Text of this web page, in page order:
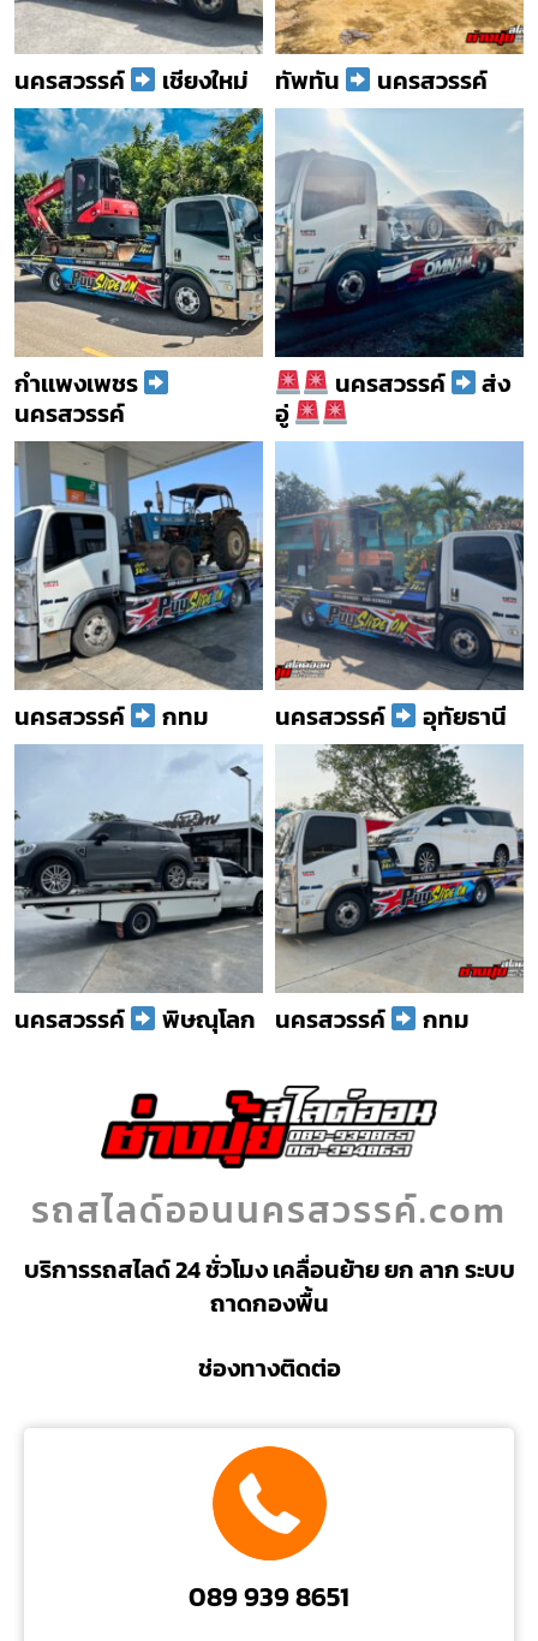
นครสวรรค์ เชียงใหม่ ทัพทัน นครสวรรค์
กำเเพงเพชร
นครสวรรค์
นครสวรรค์
ส่ง
อู่
นครสวรรค์ กทม นครสวรรค์ อุทัยธานี
นครสวรรค์ พิษณุโลก นครสวรรค์ กทม
รถสไลด์ออนนครสวรรค์.com
บริการรถสไลด์ 24 ชั่วโมง เคลื่อนย้าย ยก ลาก ระบบ
ถาดกองพื้น
ช่องทางติดต่อ
089 939 8651